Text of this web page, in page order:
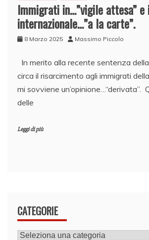
Immigrati in…”vigile attesa”
internazionale…”a la carte”.
8 Marzo 2025 Massimo Piccolo
In merito alla recente sentenza
circa il risarcimento agli immigrati
mi sovviene un’opinione…“derivata”.
delle
Leggi di più
CATEGORIE
CATEGORIE